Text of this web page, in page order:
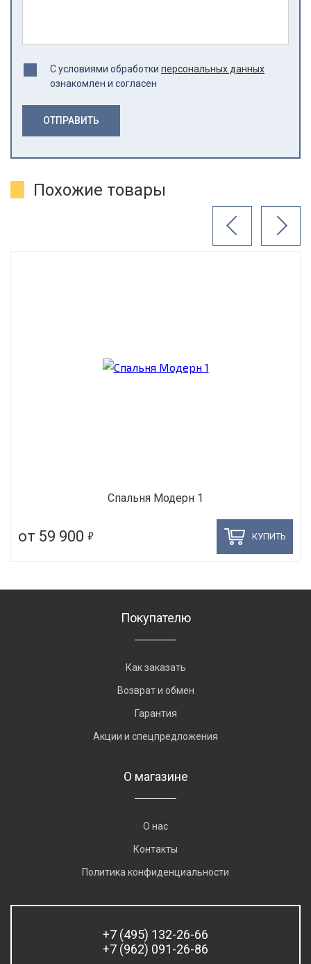
С условиями обработки персональных данных
ознакомлен и согласен
ОТПРАВИТЬ
Похожие товары
Спальня Модерн 1
от 59 900 5 КУПИТЬ
Покупателю
Как заказать
Возврат и обмен
Гарантия
Акции и спецпредложения
О магазине
О нас
Контакты
Политика конфиденциальности
+7 (495) 132-26-66
+7 (962) 091-26-86